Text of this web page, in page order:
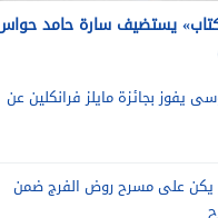
يستضيف سارة حامد
يفوز بجائزة مايلز فرانكلين عن
يكن على مسرح روض الفرج ضمن